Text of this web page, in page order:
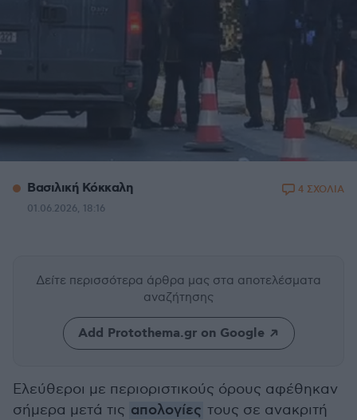
Βασιλική Κόκκαλη
01.06.2026, 18:16
4 ΣΧΟΛΙΑ
Δείτε περισσότερα άρθρα μας στα αποτελέσματα
αναζήτησης
Add Protothema.gr on Google
Ελεύθεροι με περιοριστικούς όρους αφέθηκαν
σήμερα μετά τις απολογίες τους σε ανακριτή